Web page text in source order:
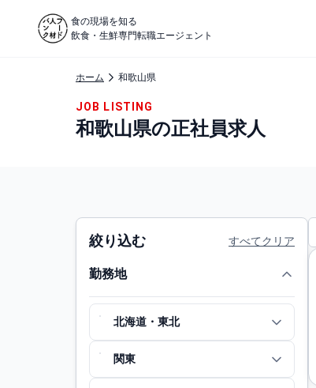
食の現場を知る
飲食・生鮮専門転職エージェント
ホーム 和歌山県
JOB LISTING
和歌山県の正社員求人
絞り込む すべてクリア
勤務地
北海道・東北
関東